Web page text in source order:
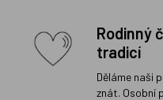
Rodinný
tradicí
Děláme naši
znát. Osobní